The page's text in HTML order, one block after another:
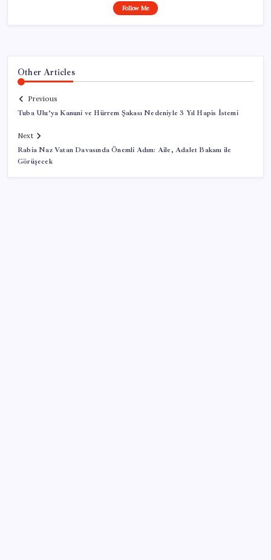
Follow Me
Other Articles
Previous
Tuba Ulu’ya Kanuni ve Hürrem Şakası Nedeniyle 3 Yıl Hapis İstemi
Next
Rabia Naz Vatan Davasında Önemli Adım: Aile, Adalet Bakanı ile
Görüşecek